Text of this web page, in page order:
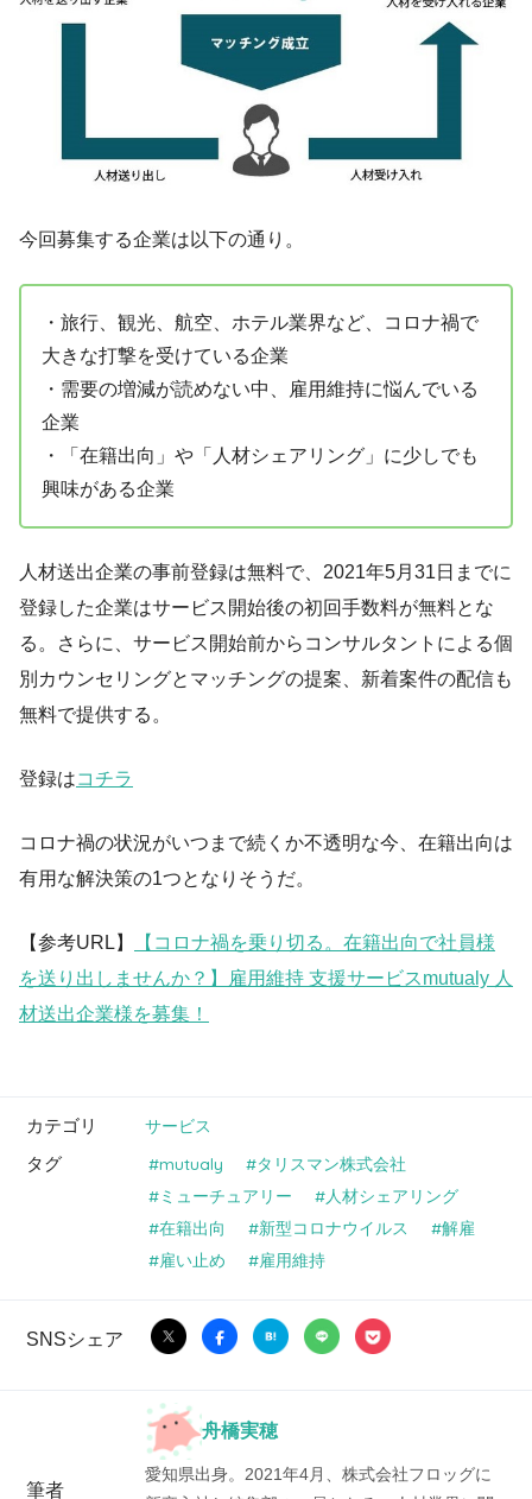
今回募集する企業は以下の通り。
・旅行、観光、航空、ホテル業界など、コロナ禍で
大きな打撃を受けている企業
・需要の増減が読めない中、雇用維持に悩んでいる
企業
・「在籍出向」や「人材シェアリング」に少しでも
興味がある企業
人材送出企業の事前登録は無料で、2021年5月31日までに
登録した企業はサービス開始後の初回手数料が無料とな
る。さらに、サービス開始前からコンサルタントによる個
別カウンセリングとマッチングの提案、新着案件の配信も
無料で提供する。
登録はコチラ
コロナ禍の状況がいつまで続くか不透明な今、在籍出向は
有用な解決策の1つとなりそうだ。
【参考URL】
【コロナ禍を乗り切る。在籍出向で社員様
を送り出しませんか？】雇用維持 支援サービスmutualy 人
材送出企業様を募集！
カテゴリ サービス
タグ mutualy
タリスマン株式会社
ミューチュアリー
人材シェアリング
在籍出向
新型コロナウイルス
解雇
雇い止め
雇用維持
SNSシェア
筆者
舟橋実穂
愛知県出身。2021年4月、株式会社フロッグに